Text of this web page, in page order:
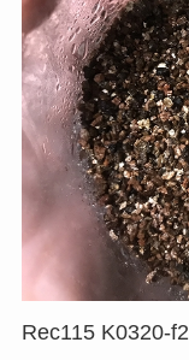
Rec115 K0320-f2